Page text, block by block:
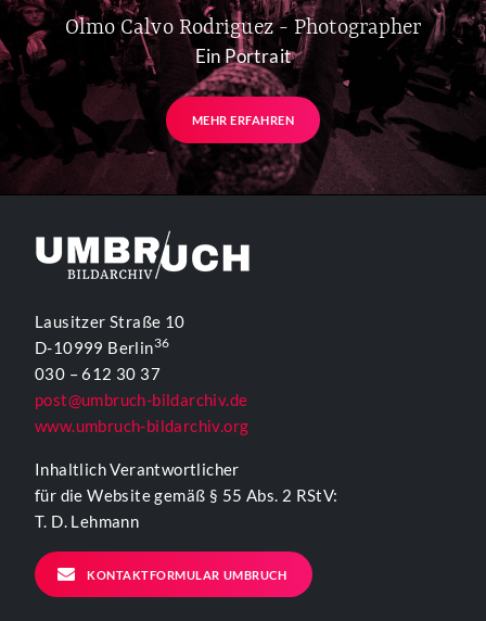
Olmo Calvo Rodriguez - Photographer
Ein Portrait
MEHR ERFAHREN
Lausitzer Straße 10
D-10999 Berlin36
030 – 612 30 37
post@umbruch-bildarchiv.de
www.umbruch-bildarchiv.org
Inhaltlich Verantwortlicher
für die Website gemäß § 55 Abs. 2 RStV:
T. D. Lehmann
KONTAKTFORMULAR UMBRUCH